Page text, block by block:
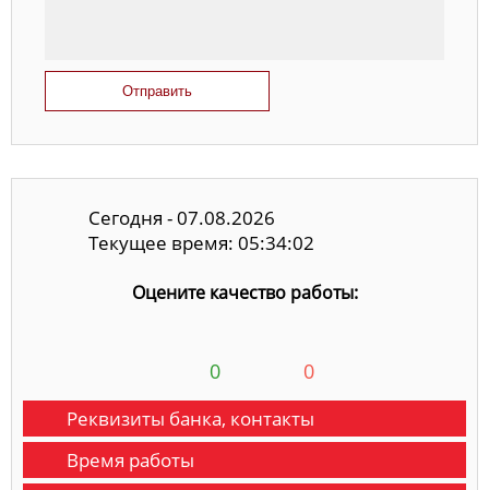
Отправить
Сегодня - 07.08.2026
Текущее время: 05:34:02
Оцените качество работы:
0 0
Реквизиты банка, контакты
Время работы